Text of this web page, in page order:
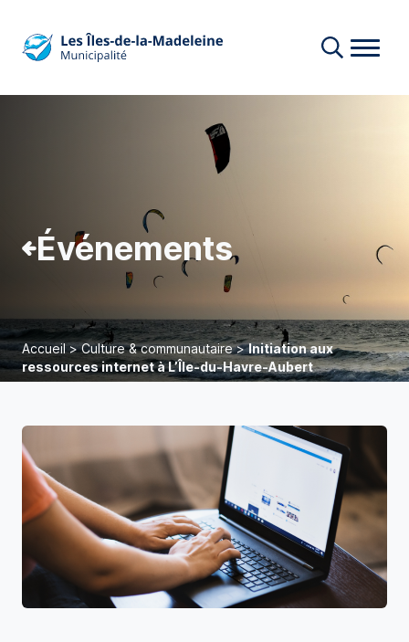
Événements
Accueil>Culture & communautaire>Initiation aux
ressources internet à L’Île-du-Havre-Aubert